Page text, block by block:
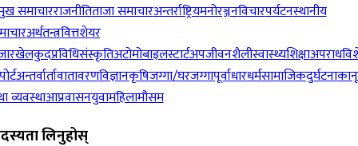
समाचारराजनीतिताजा समाचारअन्तर्राष्ट्रियमनोरञ्जनविचारपर्यटनस्थानीय
अर्थतन्त्रवित्तशेयर
खेलकुदप्रविधिसंस्कृतिअटोमोबाइलस्टार्टअपजीवनशैलीस्वास्थ्यशिक्षाअपराध
अन्तर्वार्तावातावरणविज्ञानकृषिजग्गा/घरजग्गापूर्वाधारधर्मसामाजिकदुर्घटना
व्यवस्थाआप्रवासनयुवामहिलामौसम
लिनुहोस्